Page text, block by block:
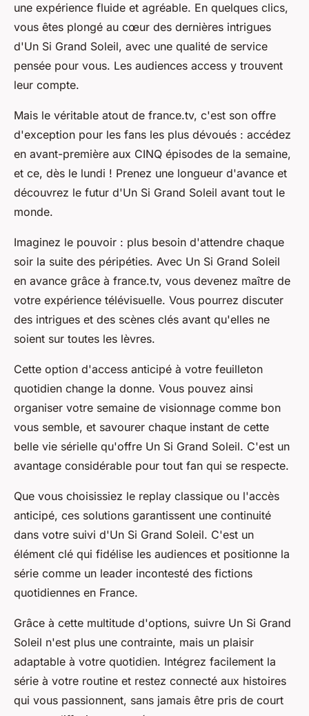
une expérience fluide et agréable. En quelques clics,
vous êtes plongé au cœur des dernières intrigues
d'Un Si Grand Soleil, avec une qualité de service
pensée pour vous. Les audiences access y trouvent
leur compte.
Mais le véritable atout de france.tv, c'est son offre
d'exception pour les fans les plus dévoués : accédez
en avant-première aux CINQ épisodes de la semaine,
et ce, dès le lundi ! Prenez une longueur d'avance et
découvrez le futur d'Un Si Grand Soleil avant tout le
monde.
Imaginez le pouvoir : plus besoin d'attendre chaque
soir la suite des péripéties. Avec Un Si Grand Soleil
en avance grâce à france.tv, vous devenez maître de
votre expérience télévisuelle. Vous pourrez discuter
des intrigues et des scènes clés avant qu'elles ne
soient sur toutes les lèvres.
Cette option d'access anticipé à votre feuilleton
quotidien change la donne. Vous pouvez ainsi
organiser votre semaine de visionnage comme bon
vous semble, et savourer chaque instant de cette
belle vie sérielle qu'offre Un Si Grand Soleil. C'est un
avantage considérable pour tout fan qui se respecte.
Que vous choisissiez le replay classique ou l'accès
anticipé, ces solutions garantissent une continuité
dans votre suivi d'Un Si Grand Soleil. C'est un
élément clé qui fidélise les audiences et positionne la
série comme un leader incontesté des fictions
quotidiennes en France.
Grâce à cette multitude d'options, suivre Un Si Grand
Soleil n'est plus une contrainte, mais un plaisir
adaptable à votre quotidien. Intégrez facilement la
série à votre routine et restez connecté aux histoires
qui vous passionnent, sans jamais être pris de court